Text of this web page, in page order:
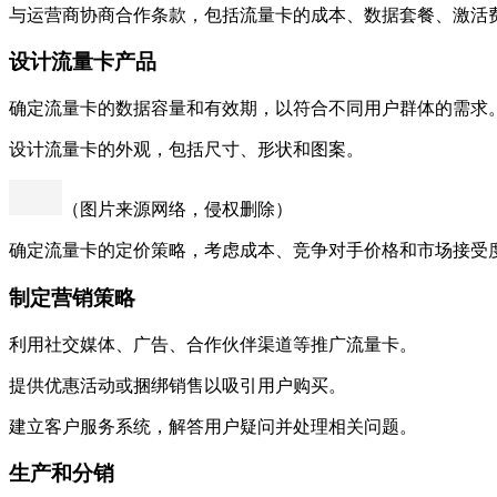
与运营商协商合作条款，包括流量卡的成本、数据套餐、激活
设计流量卡产品
确定流量卡的数据容量和有效期，以符合不同用户群体的需求。
设计流量卡的外观，包括尺寸、形状和图案。
（图片来源网络，侵权删除）
确定流量卡的定价策略，考虑成本、竞争对手价格和市场接受
制定营销策略
利用社交媒体、广告、合作伙伴渠道等推广流量卡。
提供优惠活动或捆绑销售以吸引用户购买。
建立客户服务系统，解答用户疑问并处理相关问题。
生产和分销